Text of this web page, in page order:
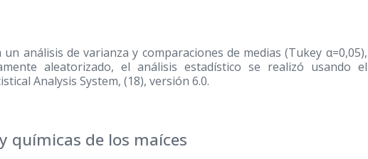
análisis de varianza y comparaciones de medias (Tukey α=0,05),
aleatorizado, el análisis estadístico se realizó usando el
Analysis System, (18), versión 6.0.
químicas de los maíces